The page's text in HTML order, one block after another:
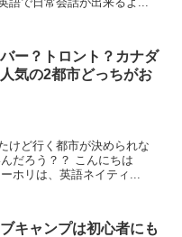
ー？トロント？カナダ
気の2都市どっちがお
けど行く都市が決められな
カナダへのワーホリは、英語ネイティ...
キャンプは初心者にも